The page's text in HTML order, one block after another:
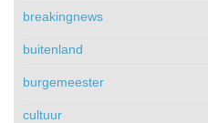
breakingnews
buitenland
burgemeester
cultuur